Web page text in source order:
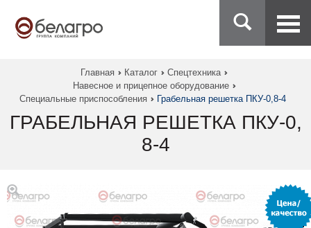
Главная Каталог
Спецтехника
Навесное и прицепное оборудование
Специальные приспособления
Грабельная решетка ПКУ-0,8-4
ГРАБЕЛЬНАЯ РЕШЕТКА ПКУ-0,
8-4